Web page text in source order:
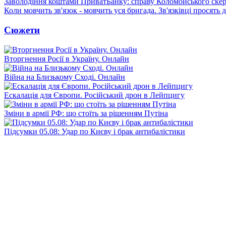
Коли мовчить зв'язок - мовчить уся бригада. Зв'язківці просять
Сюжети
Вторгнення Росії в Україну. Онлайн
Війна на Близькому Сході. Онлайн
Ескалація для Європи. Російський дрон в Лейпцигу
Зміни в армії РФ: що стоїть за рішенням Путіна
Підсумки 05.08: Удар по Києву і брак антибалістики